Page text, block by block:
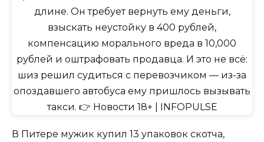
В Питере мужик купил 13 упаковок скотча,